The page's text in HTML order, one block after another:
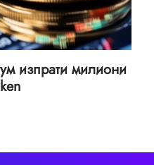
изпрати милиони